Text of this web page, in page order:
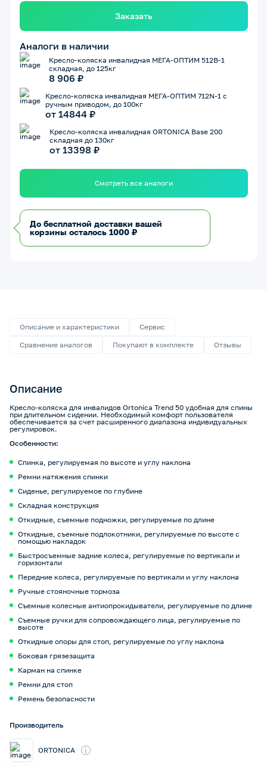
Заказать
Аналоги в наличии
Кресло-коляска инвалидная МЕГА-ОПТИМ 512B-1
складная, до 125кг
8 906 ₽
Кресло-коляска инвалидная МЕГА-ОПТИМ 712N-1 с
ручным приводом, до 100кг
от 14844 ₽
Кресло-коляска инвалидная ORTONICA Base 200
складная до 130кг
от 13398 ₽
Смотреть все аналоги
До бесплатной доставки вашей
корзины осталось 1000 ₽
Описание и характеристики
Сервис
Сравнение аналогов
Покупают в комплекте Отзывы
Описание
Кресло-коляска для инвалидов Ortonica Trend 50 удобная для спины
при длительном сидении. Необходимый комфорт пользователя
обеспечивается за счет расширенного диапазона индивидуальных
регулировок.
Особенности:
Спинка, регулируемая по высоте и углу наклона
Ремни натяжения спинки
Сиденье, регулируемое по глубине
Складная конструкция
Откидные, съемные подножки, регулируемые по длине
Откидные, съемные подлокотники, регулируемые по высоте с
помощью накладок
Быстросъемные задние колеса, регулируемые по вертикали и
горизонтали
Передние колеса, регулируемые по вертикали и углу наклона
Ручные стояночные тормоза
Съемные колесные антиопрокидыватели, регулируемые по длине
Съемные ручки для сопровождающего лица, регулируемые по
высоте
Откидные опоры для стоп, регулируемые по углу наклона
Боковая грязезащита
Карман на спинке
Ремни для стоп
Ремень безопасности
Производитель
ORTONICA i